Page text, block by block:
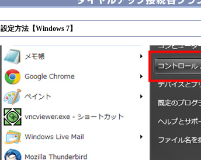
設定方法【Windows 7】